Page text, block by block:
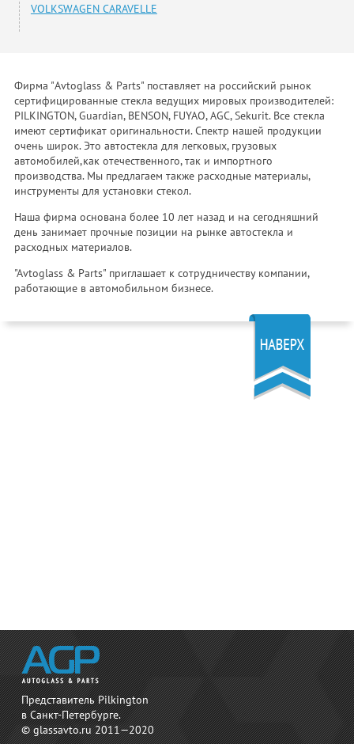
VOLKSWAGEN CARAVELLE
Фирма "Avtoglass & Parts" поставляет на российский рынок
сертифицированные стекла ведущих мировых производителей:
PILKINGTON, Guardian, BENSON, FUYAO, AGC, Sekurit. Все стекла
имеют сертификат оригинальности. Спектр нашей продукции
очень широк. Это автостекла для легковых, грузовых
автомобилей,как отечественного, так и импортного
производства. Мы предлагаем также расходные материалы,
инструменты для установки стекол.
Наша фирма основана более 10 лет назад и на сегодняшний
день занимает прочные позиции на рынке автостекла и
расходных материалов.
"Avtoglass & Parts" приглашает к сотрудничеству компании,
работающие в автомобильном бизнесе.
Представитель Pilkington
в Санкт-Петербурге.
© glassavto.ru 2011—2020